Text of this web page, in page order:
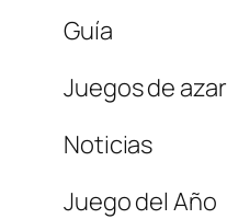
Guía
Juegos de azar
Noticias
Juego del Año